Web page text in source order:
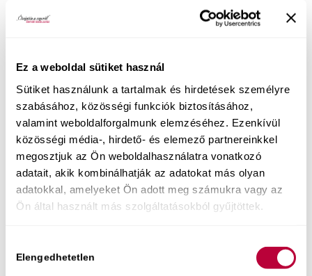
Ez a weboldal sütiket használ
Sütiket használunk a tartalmak és hirdetések személyre
szabásához, közösségi funkciók biztosításához,
valamint weboldalforgalmunk elemzéséhez. Ezenkívül
közösségi média-, hirdető- és elemező partnereinkkel
megosztjuk az Ön weboldalhasználatra vonatkozó
adatait, akik kombinálhatják az adatokat más olyan
adatokkal, amelyeket Ön adott meg számukra vagy az
Ön által használt más szolgáltatásokból gyűjtöttek.
kiválasztása
Elengedhetetlen
Augusztus 6. Szex-újraindító est
Élő online előadáson segítek neked a
mindennapokba visszahozni az intimitást és
minőségi szexuális kapcsolódást. Az alkalom 2.
felében kérdezhetsz is – szexológusként
megoldási stratégiákat adok a te egyedi
helyzetedre.
Jegyek itt kaphatók.